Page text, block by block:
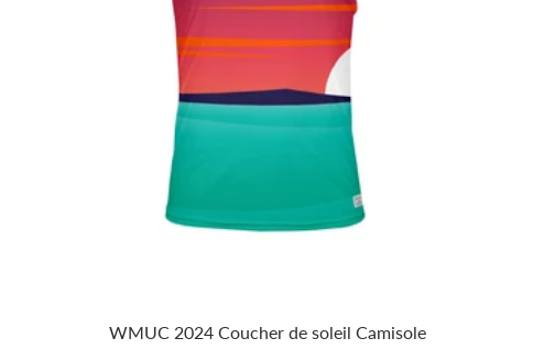
WMUC 2024 Coucher de soleil Camisole